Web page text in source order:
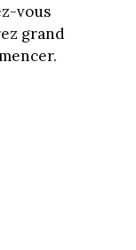
vous
grand